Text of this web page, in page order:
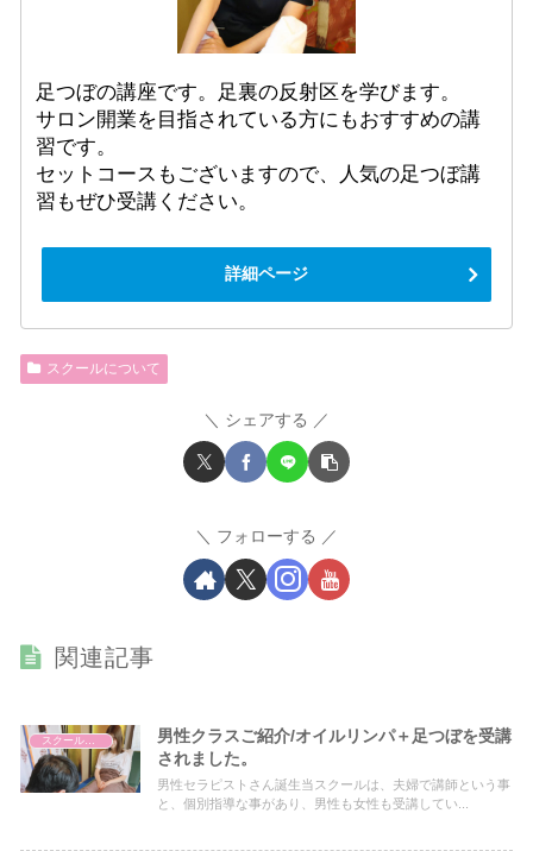
足つぼの講座です。足裏の反射区を学びます。
サロン開業を目指されている方にもおすすめの講
習です。
セットコースもございますので、人気の足つぼ講
習もぜひ受講ください。
詳細ページ
スクールについて
シェアする
フォローする
関連記事
男性クラスご紹介/オイルリンパ＋足つぼを受講
されました。
男性セラピストさん誕生当スクールは、夫婦で講師という事
と、個別指導な事があり、男性も女性も受講してい...